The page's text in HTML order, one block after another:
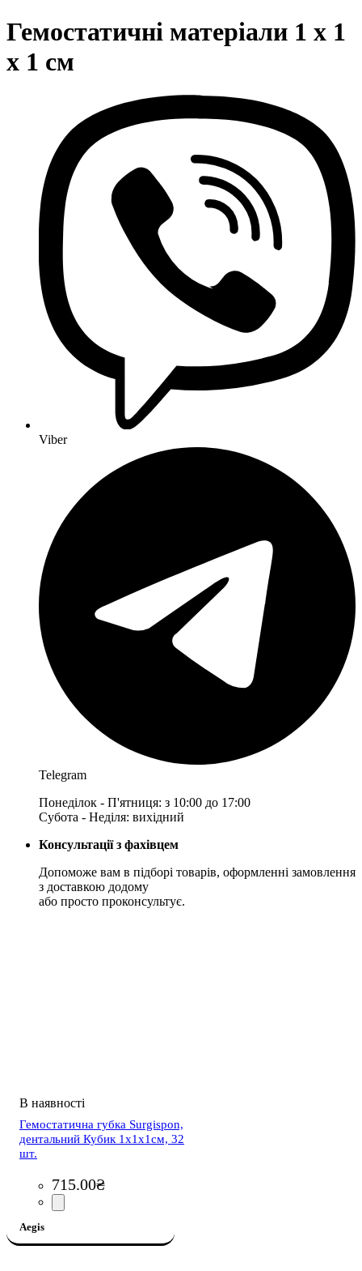
Гемостатичні матеріали 1 х 1
х 1 см
Viber
Telegram
Понеділок - П'ятниця: з 10:00 до 17:00
Субота - Неділя: вихідний
Консультації з фахівцем
Допоможе вам в підборі товарів, оформленні замовлення
з доставкою додому
або просто проконсультує.
Гемостатична губка Surgispon,
дентальний Кубик 1х1х1см, 32
шт.
715.00₴
Aegis